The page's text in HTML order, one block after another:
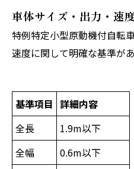
車体サイズ・出力・速
特例特定小型原動機付自転
速度に関して明確な基準があ
基準項目 詳細内容
全長
1.9m以下
全幅
0.6m以下